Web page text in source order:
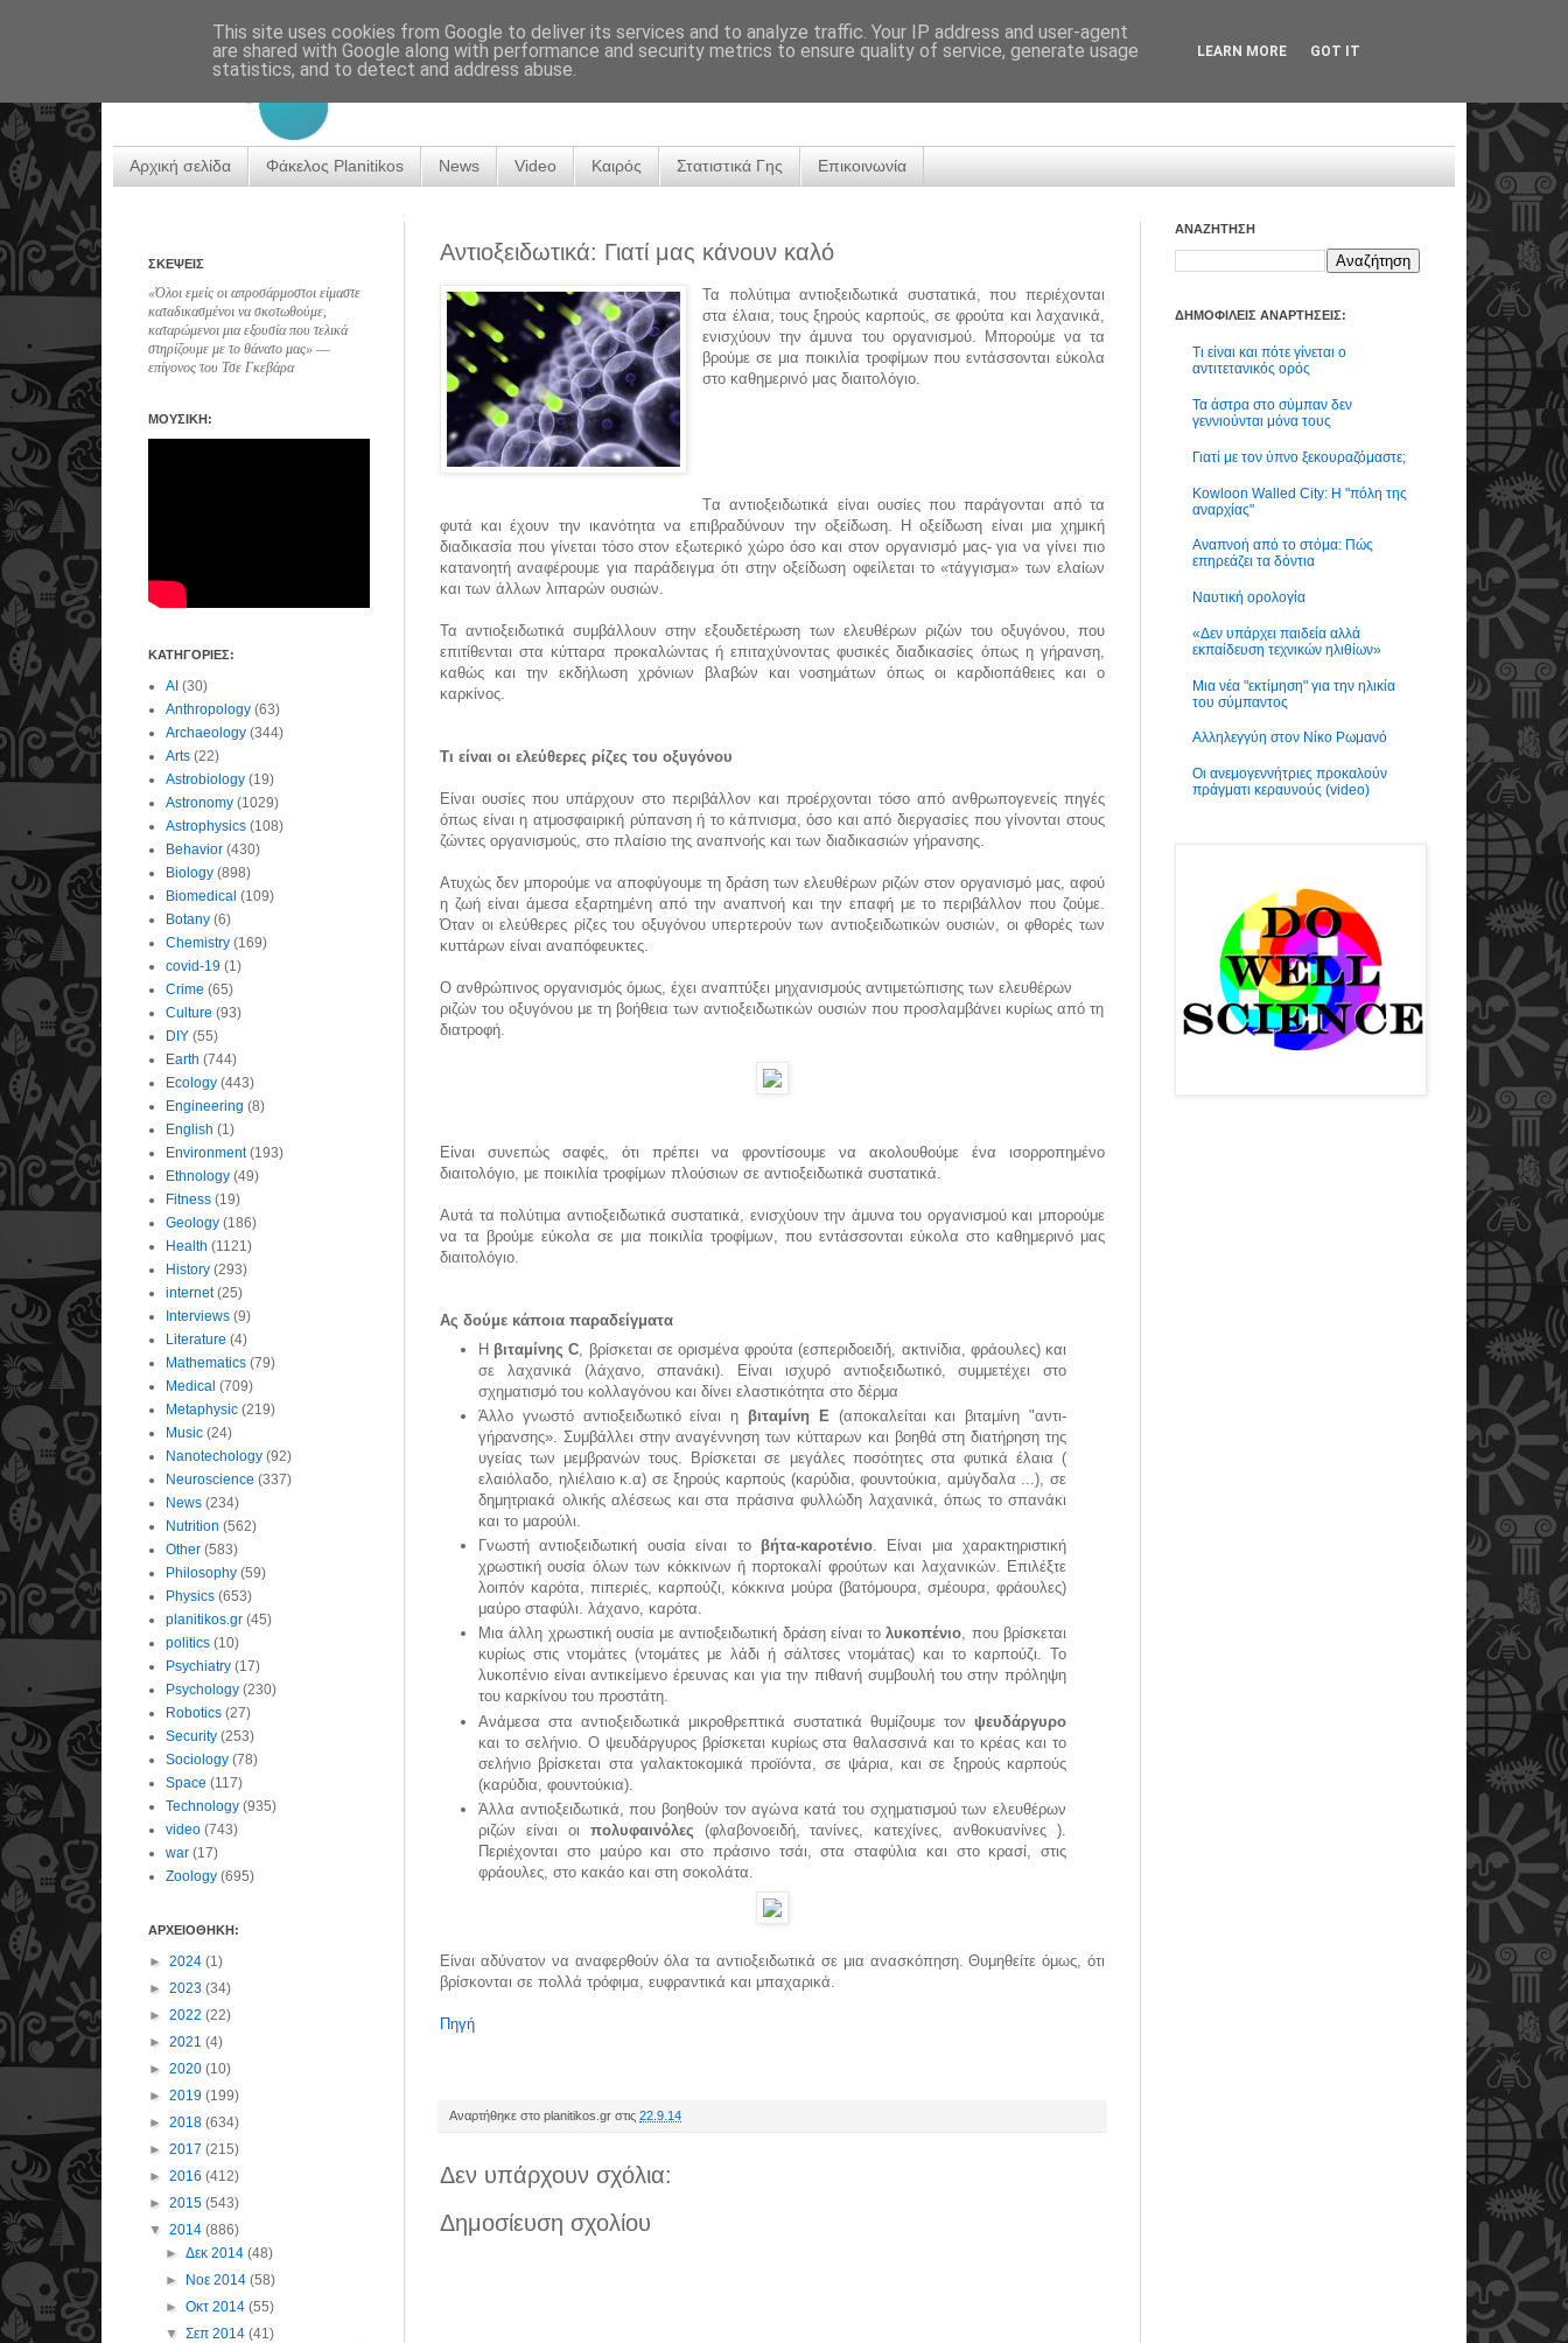
Αρχική σελίδα Φάκελος Planitikos News Video Καιρός Στατιστικά Γης Επικοινωνία
Αντιοξειδωτικά: Γιατί μας κάνουν καλό
Τα πολύτιμα αντιοξειδωτικά συστατικά, που περιέχονται
στα έλαια, τους ξηρούς καρπούς, σε φρούτα και λαχανικά,
ενισχύουν την άμυνα του οργανισμού. Μπορούμε να τα
βρούμε σε μια ποικιλία τροφίμων που εντάσσονται εύκολα
στο καθημερινό μας διαιτολόγιο.
Tα αντιοξειδωτικά είναι ουσίες που παράγονται από τα
φυτά και έχουν την ικανότητα να επιβραδύνουν την οξείδωση. Η οξείδωση είναι μια χημική
διαδικασία που γίνεται τόσο στον εξωτερικό χώρο όσο και στον οργανισμό μας- για να γίνει πιο
κατανοητή αναφέρουμε για παράδειγμα ότι στην οξείδωση οφείλεται το «τάγγισμα» των ελαίων
και των άλλων λιπαρών ουσιών.
Τα αντιοξειδωτικά συμβάλλουν στην εξουδετέρωση των ελευθέρων ριζών του οξυγόνου, που
επιτίθενται στα κύτταρα προκαλώντας ή επιταχύνοντας φυσικές διαδικασίες όπως η γήρανση,
καθώς και την εκδήλωση χρόνιων βλαβών και νοσημάτων όπως οι καρδιοπάθειες και ο
καρκίνος.
Tι είναι οι ελεύθερες ρίζες του οξυγόνου
Είναι ουσίες που υπάρχουν στο περιβάλλον και προέρχονται τόσο από ανθρωπογενείς πηγές
όπως είναι η ατμοσφαιρική ρύπανση ή το κάπνισμα, όσο και από διεργασίες που γίνονται στους
ζώντες οργανισμούς, στο πλαίσιο της αναπνοής και των διαδικασιών γήρανσης.
Ατυχώς δεν μπορούμε να αποφύγουμε τη δράση των ελευθέρων ριζών στον οργανισμό μας, αφού
η ζωή είναι άμεσα εξαρτημένη από την αναπνοή και την επαφή με το περιβάλλον που ζούμε.
Όταν οι ελεύθερες ρίζες του οξυγόνου υπερτερούν των αντιοξειδωτικών ουσιών, οι φθορές των
κυττάρων είναι αναπόφευκτες.
Ο ανθρώπινος οργανισμός όμως, έχει αναπτύξει μηχανισμούς αντιμετώπισης των ελευθέρων
ριζών του οξυγόνου με τη βοήθεια των αντιοξειδωτικών ουσιών που προσλαμβάνει κυρίως από τη
διατροφή.
Είναι συνεπώς σαφές, ότι πρέπει να φροντίσουμε να ακολουθούμε ένα ισορροπημένο
διαιτολόγιο, με ποικιλία τροφίμων πλούσιων σε αντιοξειδωτικά συστατικά.
Αυτά τα πολύτιμα αντιοξειδωτικά συστατικά, ενισχύουν την άμυνα του οργανισμού και μπορούμε
να τα βρούμε εύκολα σε μια ποικιλία τροφίμων, που εντάσσονται εύκολα στο καθημερινό μας
διαιτολόγιο.
Ας δούμε κάποια παραδείγματα
Η βιταμίνης C , βρίσκεται σε ορισμένα φρούτα (εσπεριδοειδή, ακτινίδια, φράουλες) και
σε λαχανικά (λάχανο, σπανάκι). Είναι ισχυρό αντιοξειδωτικό, συμμετέχει στο
σχηματισμό του κολλαγόνου και δίνει ελαστικότητα στο δέρμα
Άλλο γνωστό αντιοξειδωτικό είναι η βιταμίνη Ε (αποκαλείται και βιταμίνη "αντι-
γήρανσης». Συμβάλλει στην αναγέννηση των κύτταρων και βοηθά στη διατήρηση της
υγείας των μεμβρανών τους. Βρίσκεται σε μεγάλες ποσότητες στα φυτικά έλαια (
ελαιόλαδο, ηλιέλαιο κ.α) σε ξηρούς καρπούς (καρύδια, φουντούκια, αμύγδαλα ...), σε
δημητριακά ολικής αλέσεως και στα πράσινα φυλλώδη λαχανικά, όπως το σπανάκι
και το μαρούλι.
Γνωστή αντιοξειδωτική ουσία είναι το βήτα-καροτένιο. Είναι μια χαρακτηριστική
χρωστική ουσία όλων των κόκκινων ή πορτοκαλί φρούτων και λαχανικών. Επιλέξτε
λοιπόν καρότα, πιπεριές, καρπούζι, κόκκινα μούρα (βατόμουρα, σμέουρα, φράουλες)
μαύρο σταφύλι. λάχανο, καρότα.
Μια άλλη χρωστική ουσία με αντιοξειδωτική δράση είναι τολυκοπένιο, που βρίσκεται
κυρίως στις ντομάτες (ντομάτες με λάδι ή σάλτσες ντομάτας) και το καρπούζι. Το
λυκοπένιο είναι αντικείμενο έρευνας και για την πιθανή συμβουλή του στην πρόληψη
του καρκίνου του προστάτη.
Ανάμεσα στα αντιοξειδωτικά μικροθρεπτικά συστατικά θυμίζουμε τον ψευδάργυρο
και το σελήνιο. Ο ψευδάργυρος βρίσκεται κυρίως στα θαλασσινά και το κρέας και το
σελήνιο βρίσκεται στα γαλακτοκομικά προϊόντα, σε ψάρια, και σε ξηρούς καρπούς
(καρύδια, φουντούκια).
Άλλα αντιοξειδωτικά, που βοηθούν τον αγώνα κατά του σχηματισμού των ελευθέρων
ριζών είναι οι πολυφαινόλες (φλαβονοειδή, τανίνες, κατεχίνες, ανθοκυανίνες ).
Περιέχονται στο μαύρο και στο πράσινο τσάι, στα σταφύλια και στο κρασί, στις
φράουλες, στο κακάο και στη σοκολάτα.
Είναι αδύνατον να αναφερθούν όλα τα αντιοξειδωτικά σε μια ανασκόπηση. Θυμηθείτε όμως, ότι
βρίσκονται σε πολλά τρόφιμα, ευφραντικά και μπαχαρικά.
Πηγή
Αναρτήθηκε στο planitikos.gr στις 22.9.14
Δεν υπάρχουν σχόλια:
Δημοσίευση σχολίου
ΣΚΕΨΕΙΣ
«Όλοι εμείς οι απροσάρμοστοι είμαστε
καταδικασμένοι να σκοτωθούμε,
καταρώμενοι μια εξουσία που τελικά
στηρίζουμε με το θάνατο μας» ―
επίγονος του Τσε Γκεβάρα
ΜΟΥΣΙΚΗ:
ΚΑΤΗΓΟΡΙΕΣ:
AI (30)
Anthropology (63)
Archaeology (344)
Arts (22)
Astrobiology (19)
Astronomy (1029)
Astrophysics (108)
Behavior (430)
Biology (898)
Biomedical (109)
Botany (6)
Chemistry (169)
covid-19 (1)
Crime (65)
Culture (93)
DIY (55)
Earth (744)
Ecology (443)
Engineering (8)
English (1)
Environment (193)
Ethnology (49)
Fitness (19)
Geology (186)
Health (1121)
History (293)
internet (25)
Interviews (9)
Literature (4)
Mathematics (79)
Medical (709)
Metaphysic (219)
Music (24)
Nanotechology (92)
Neuroscience (337)
News (234)
Nutrition (562)
Other (583)
Philosophy (59)
Physics (653)
planitikos.gr (45)
politics (10)
Psychiatry (17)
Psychology (230)
Robotics (27)
Security (253)
Sociology (78)
Space (117)
Technology (935)
video (743)
war (17)
Zoology (695)
ΑΡΧΕΙΟΘΗΚΗ:
► 2024 (1)
► 2023 (34)
► 2022 (22)
► 2021 (4)
► 2020 (10)
► 2019 (199)
► 2018 (634)
► 2017 (215)
► 2016 (412)
► 2015 (543)
▼ 2014 (886)
►Δεκ 2014(48)
► Νοε 2014(58)
►Οκτ 2014(55)
▼Σεπ 2014(41)
ΑΝΑΖΗΤΗΣΗ
ΔΗΜΟΦΙΛΕΙΣ ΑΝΑΡΤΗΣΕΙΣ:
Τι είναι και πότε γίνεται ο
αντιτετανικός ορός
Τα άστρα στο σύμπαν δεν
γεννιούνται μόνα τους
Γιατί με τον ύπνο ξεκουραζόμαστε;
Kowloon Walled City: Η "πόλη της
αναρχίας"
Αναπνοή από το στόμα: Πώς
επηρεάζει τα δόντια
Ναυτική ορολογία
«Δεν υπάρχει παιδεία αλλά
εκπαίδευση τεχνικών ηλιθίων»
Μια νέα "εκτίμηση" για την ηλικία
του σύμπαντος
Αλληλεγγύη στον Νίκο Ρωμανό
Οι ανεμογεννήτριες προκαλούν
πράγματι κεραυνούς (video)
This site uses cookies from Google to deliver its services and to analyze traffic. Your IP address and user-agent
are shared with Google along with performance and security metrics to ensure quality of service, generate usage
statistics, and to detect and address abuse.
LEARN MORE GOT IT